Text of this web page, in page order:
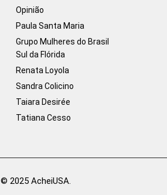
Opinião
Paula Santa Maria
Grupo Mulheres do Brasil
Sul da Flórida
Renata Loyola
Sandra Colicino
Taiara Desirée
Tatiana Cesso
© 2025 AcheiUSA.